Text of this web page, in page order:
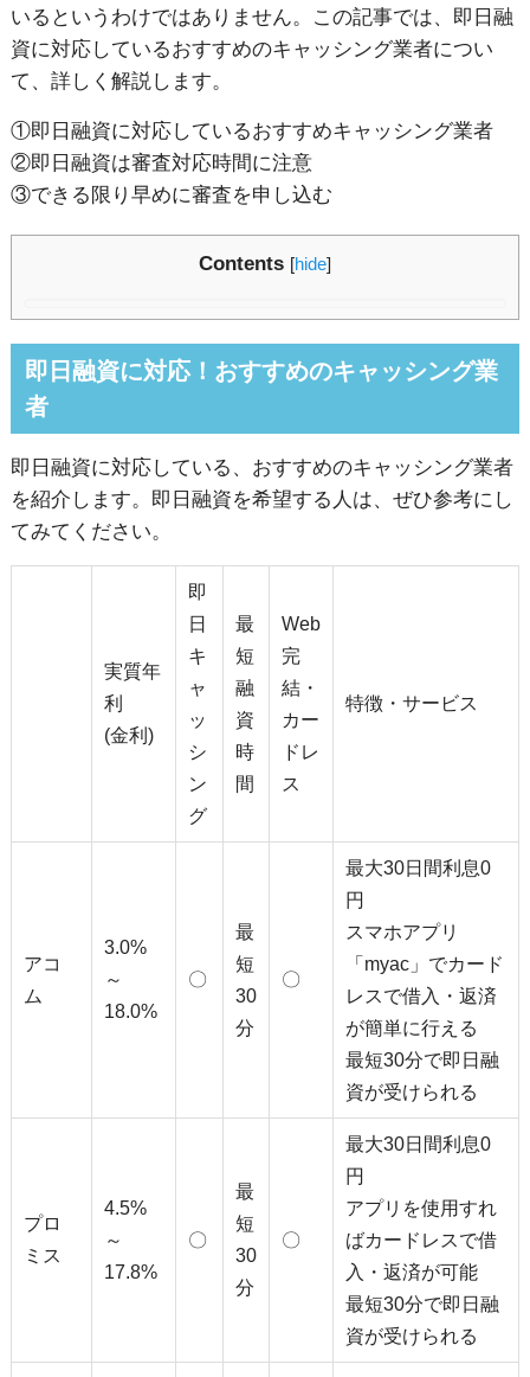
いるというわけではありません。
この記事では、即日融
資に対応しているおすすめのキャッシング業者につい
て、詳しく解説します。
①即日融資に対応しているおすすめキャッシング業者
②即日融資は審査対応時間に注意
③できる限り早めに審査を申し込む
Contents [hide]
即日融資に対応！おすすめのキャッシング業
者
即日融資に対応している、おすすめのキャッシング業者
を紹介します。即日融資を希望する人は、ぜひ参考にし
てみてください。
実質年
利
(金利)
即
日
キ
ャ
ッ
シ
ン
グ
最
短
融
資
時
間
Web
完
結・
カー
ドレ
ス
特徴・サービス
アコ
ム
3.0%
～
18.0%
〇
最
短
30
分
〇
最大30日間利息0
円
スマホアプリ
「myac」でカード
レスで借入・返済
が簡単に行える
最短30分で即日融
資が受けられる
プロ
ミス
4.5%
～
17.8%
〇
最
短
30
分
〇
最大30日間利息0
円
アプリを使用すれ
ばカードレスで借
入・返済が可能
最短30分で即日融
資が受けられる